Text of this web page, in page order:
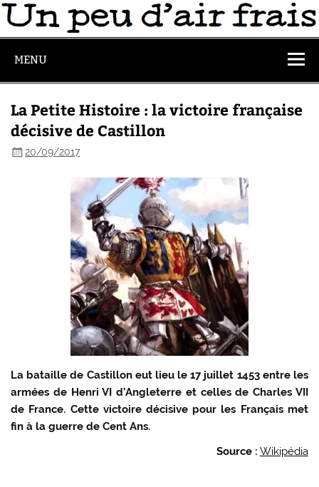
MENU
La Petite Histoire : la victoire française
décisive de Castillon
20/09/2017
La bataille de Castillon eut lieu le 17 juillet 1453 entre les
armées de Henri VI d’Angleterre et celles de Charles VII
de France. Cette victoire décisive pour les Français met
fin à la guerre de Cent Ans.
Source : Wikipédia